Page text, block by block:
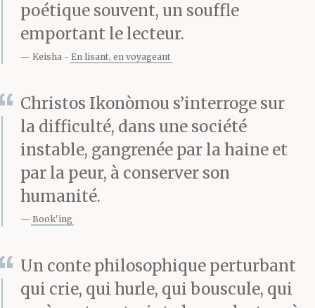
poétique souvent, un souffle
emportant le lecteur.
Keisha En lisant, en voyageant
Christos Ikonòmou s’interroge sur
la difficulté, dans une société
instable, gangrenée par la haine et
par la peur, à conserver son
humanité.
Book'ing
Un conte philosophique perturbant
qui crie, qui hurle, qui bouscule, qui